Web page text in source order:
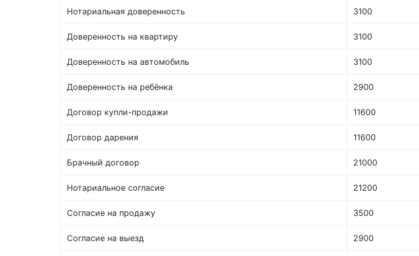
Нотариальная доверенность 3100
Доверенность на квартиру 3100
Доверенность на автомобиль 3100
Доверенность на ребёнка 2900
Договор купли-продажи 11600
Договор дарения 11600
Брачный договор 21000
Нотариальное согласие 21200
Согласие на продажу 3500
Согласие на выезд 2900